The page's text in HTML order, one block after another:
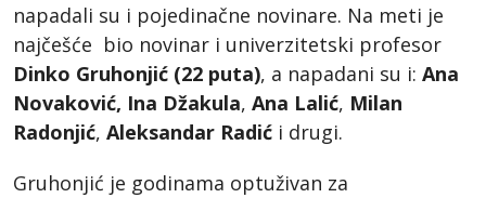
napadali su i pojedinačne novinare. Na meti je
najčešće bio novinar i univerzitetski profesor
Dinko Gruhonjić (22 puta), a napadani su i: Ana
Novaković, Ina Džakula, Ana Lalić, Milan
Radonjić, Aleksandar Radić i drugi.
Gruhonjić je godinama optuživan za